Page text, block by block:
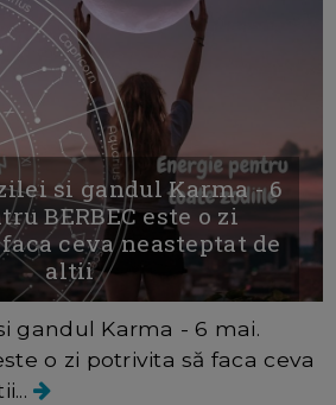
si gandul Karma - 6
BERBEC este o zi
ceva neasteptat de
altii
gandul Karma - 6 mai.
o zi potrivita să faca ceva